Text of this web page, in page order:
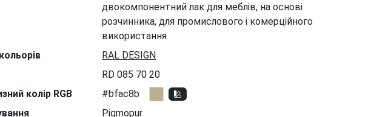
двокомпонентний лак для меблів, на основі
розчинника, для промислового і комерційного
використання
RAL DESIGN
RD 085 70 20
колір RGB
#bfac8b
Pigmopur